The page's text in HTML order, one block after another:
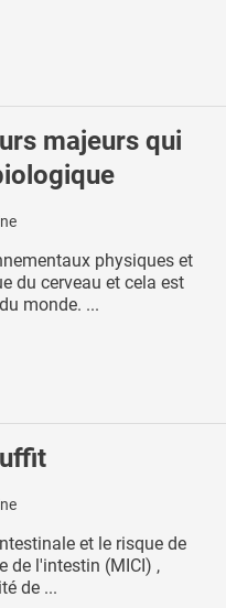
majeurs qui
physiques et
du cerveau et cela est
monde. ...
et le risque de
de l'intestin (MICI) ,
de ...